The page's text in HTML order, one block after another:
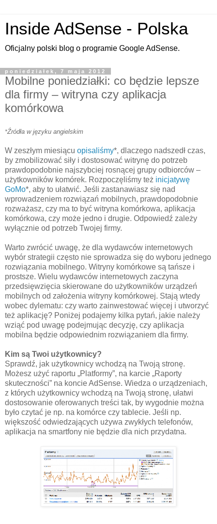
Inside AdSense - Polska
Oficjalny polski blog o programie Google AdSense.
poniedziałek, 7 maja 2012
Mobilne poniedziałki: co będzie lepsze
dla firmy – witryna czy aplikacja
komórkowa
*Źródła w języku angielskim
W zeszłym miesiącu opisaliśmy*, dlaczego nadszedł czas,
by zmobilizować siły i dostosować witrynę do potrzeb
prawdopodobnie najszybciej rosnącej grupy odbiorców –
użytkowników komórek. Rozpoczęliśmy też inicjatywę
GoMo*, aby to ułatwić. Jeśli zastanawiasz się nad
wprowadzeniem rozwiązań mobilnych, prawdopodobnie
rozważasz, czy ma to być witryna komórkowa, aplikacja
komórkowa, czy może jedno i drugie. Odpowiedź zależy
wyłącznie od potrzeb Twojej firmy.
Warto zwrócić uwagę, że dla wydawców internetowych
wybór strategii często nie sprowadza się do wyboru jednego
rozwiązania mobilnego. Witryny komórkowe są tańsze i
prostsze. Wielu wydawców internetowych zaczyna
przedsięwzięcia skierowane do użytkowników urządzeń
mobilnych od założenia witryny komórkowej. Stają wtedy
wobec dylematu: czy warto zainwestować więcej i utworzyć
też aplikację? Poniżej podajemy kilka pytań, jakie należy
wziąć pod uwagę podejmując decyzję, czy aplikacja
mobilna będzie odpowiednim rozwiązaniem dla firmy.
Kim są Twoi użytkownicy?
Sprawdź, jak użytkownicy wchodzą na Twoją stronę.
Możesz użyć raportu „Platformy”, na karcie „Raporty
skuteczności” na koncie AdSense. Wiedza o urządzeniach,
z których użytkownicy wchodzą na Twoją stronę, ułatwi
dostosowanie oferowanych treści tak, by wygodnie można
było czytać je np. na komórce czy tablecie. Jeśli np.
większość odwiedzających używa zwykłych telefonów,
aplikacja na smartfony nie będzie dla nich przydatna.